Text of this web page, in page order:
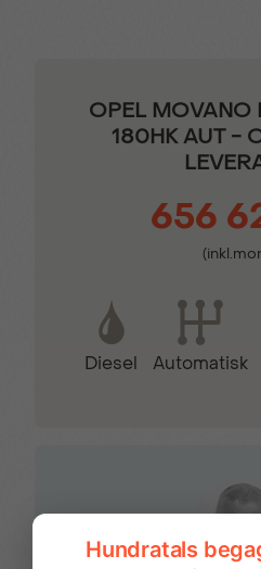
El Parkeringsbroms
Eluppvärmd framruta
ESP med ASR
Helljusassistent
OPEL
180HK AUT -
656
Diesel Automatisk